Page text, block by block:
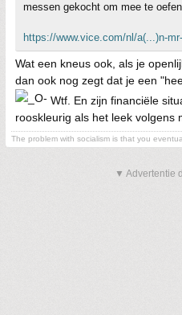
messen gekocht om mee te
https://www.vice.com/nl/a(...)n-
Wat een kneus ook, als je
dan ook nog zegt dat je een
Wtf. En zijn financiële
rooskleurig als het leek volgens
The problem with socialism is that you
▼ Advertentie